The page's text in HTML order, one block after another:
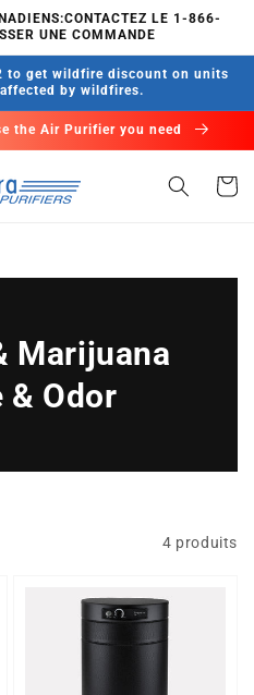
LE 1-866-
UNE COMMANDE
to get wildfire discount on units
by wildfires.
the Air Purifier you need
Panier
Marijuana
& Odor
4 produits